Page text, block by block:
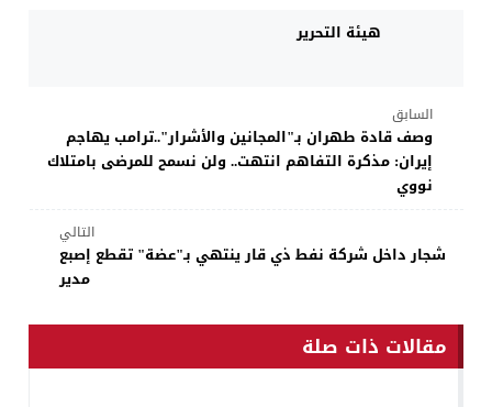
هيئة التحرير
السابق
وصف قادة طهران بـ"المجانين والأشرار"..ترامب يهاجم
إيران: مذكرة التفاهم انتهت.. ولن نسمح للمرضى بامتلاك
نووي
التالي
شجار داخل شركة نفط ذي قار ينتهي بـ"عضة" تقطع إصبع
مدير
مقالات ذات صلة